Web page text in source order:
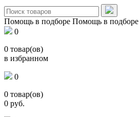
Помощь в подборе Помощь в подборе
0
0 товар(ов)
в избранном
0
0 товар(ов)
0 руб.